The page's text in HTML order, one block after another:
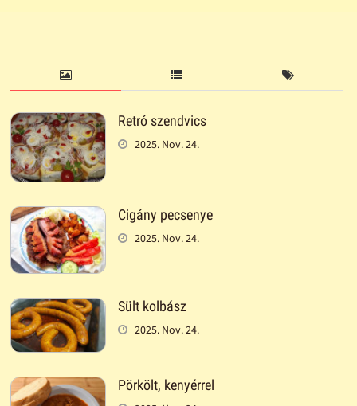
Retró szendvics
2025. Nov. 24.
Cigány pecsenye
2025. Nov. 24.
Sült kolbász
2025. Nov. 24.
Pörkölt, kenyérrel